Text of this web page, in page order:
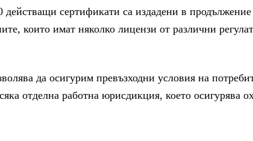
сертификати са издадени в продължение
които имат няколко лицензи от различни
да осигурим превъзходни условия на
отделна работна юрисдикция, което осигурява